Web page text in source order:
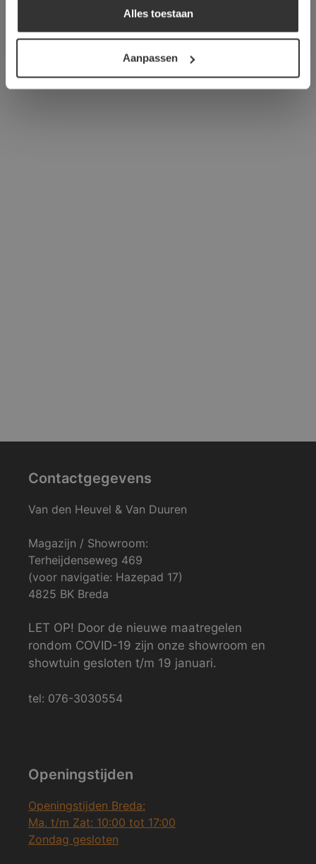
Alles toestaan
Aanpassen
Contactgegevens
Van den Heuvel & Van Duuren
Magazijn / Showroom:
Terheijdenseweg 469
(voor navigatie: Hazepad 17)
4825 BK Breda
LET OP! Door de nieuwe maatregelen
rondom COVID-19 zijn onze showroom en
showtuin gesloten t/m 19 januari.
tel: 076-3030554
Openingstijden
Openingstijden Breda:
Ma. t/m Zat: 10:00 tot 17:00
Zondag gesloten
DETAILS WEERGEVEN